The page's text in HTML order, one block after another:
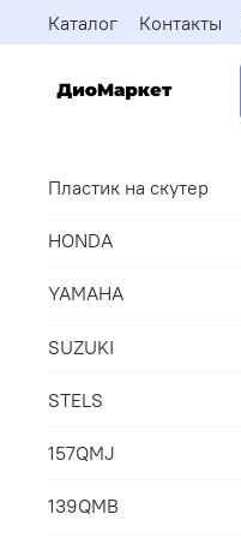
Каталог Контакты
Пластик на скутер
HONDA
YAMAHA
SUZUKI
STELS
157QMJ
139QMB